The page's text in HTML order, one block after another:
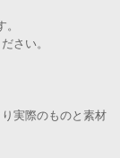
さい。
実際のものと素材